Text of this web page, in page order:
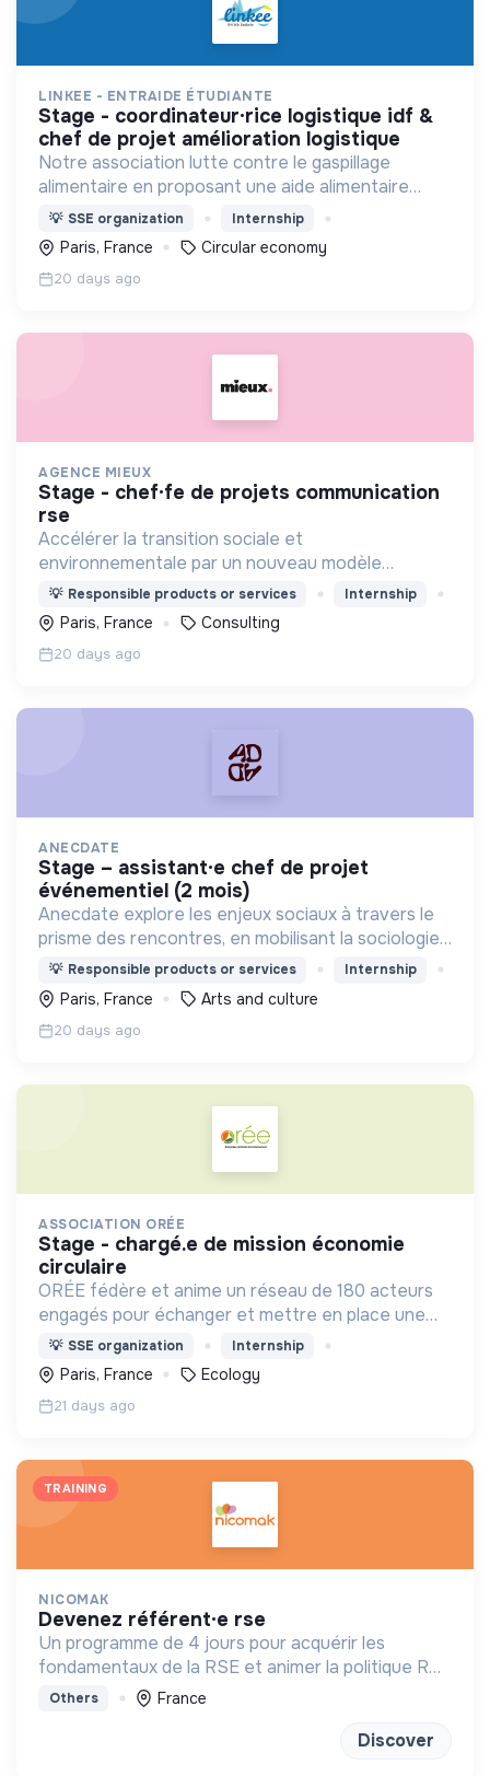
LINKEE - ENTRAIDE ÉTUDIANTE
stage - coordinateur·rice logistique idf &
chef de projet amélioration logistique
Notre association lutte contre le gaspillage
alimentaire en proposant une aide alimentaire
durable pour les étudiants en situation de
précarité.
💡 SSE organization Internship
Paris, France Circular economy
20 days ago
AGENCE MIEUX
stage - chef·fe de projets communication
rse
Accélérer la transition sociale et
environnementale par un nouveau modèle
d'agence engagée, experte, agile, créative et
heureuse.
💡 Responsible products or services Internship
Paris, France Consulting
20 days ago
ANECDATE
stage – assistant·e chef de projet
événementiel (2 mois)
Anecdate explore les enjeux sociaux à travers le
prisme des rencontres, en mobilisant la sociologie
pour mieux comprendre nos relations – qu’elles
soient intimes, professionnelles ou citoyennes.
💡 Responsible products or services Internship
Paris, France Arts and culture
20 days ago
ASSOCIATION ORÉE
stage - chargé.e de mission économie
circulaire
ORÉE fédère et anime un réseau de 180 acteurs
engagés pour échanger et mettre en place une
dynamique environnementale au service des
territoires.
💡 SSE organization Internship
Paris, France Ecology
21 days ago
TRAINING
NICOMAK
devenez référent·e rse
Un programme de 4 jours pour acquérir les
fondamentaux de la RSE et animer la politique RSE
de son entreprise.
Others France
Discover